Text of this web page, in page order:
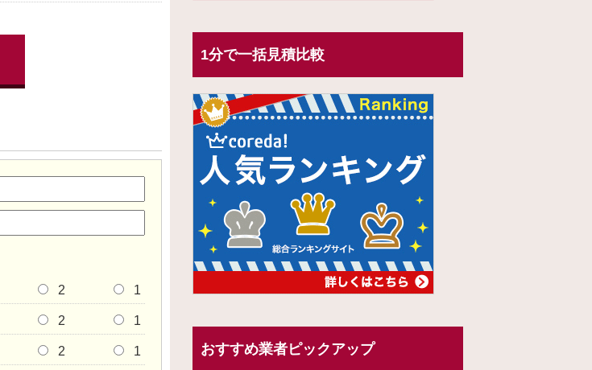
2 1
2 1
2 1
1分で一括見積比較
おすすめ業者ピックアップ